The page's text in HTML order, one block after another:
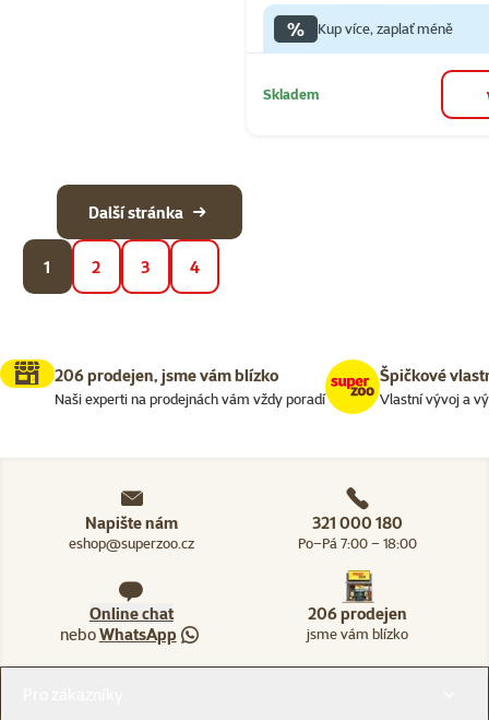
% Kup více, zaplať méně
Skladem
1 2 3 4
Další stránka
206 prodejen, jsme vám blízko
Naši experti na prodejnách vám vždy poradí
Špičkové
Vlastní vývoj a
Napište nám
eshop@superzoo.cz
321 000 180
Po–Pá 7:00 – 18:00
Online chat
neboWhatsApp
206 prodejen
jsme vám blízko